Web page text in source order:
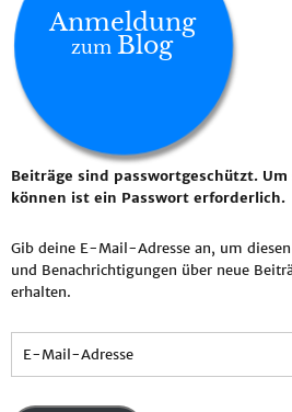
Anmeldung
zum Blog
Beiträge sind passwortgeschützt. Um
können ist ein Passwort erforderlich.
Gib deine E-Mail-Adresse an, um
und Benachrichtigungen über neue
erhalten.